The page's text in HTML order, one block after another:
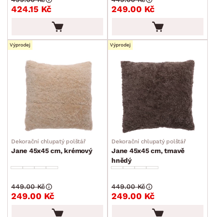
Kuchyňský textil
Dekorace
Stolování a vaření
Zahradní doplňky
Osvětlení
Ukládání a organizace
Drobné bytové doplňky
Vánoce
Velikonoce
BARVA
424.15 Kč 249.00 Kč
Výprodej
Dekorační chlupatý polštář
Jane 45x45 cm, krémový
249.00 Kč
449.00 Kč
Výprodej
Dekorační chlupatý polštář
Jane 45x45 cm, tmavě
hnědý
249.00 Kč
449.00 Kč